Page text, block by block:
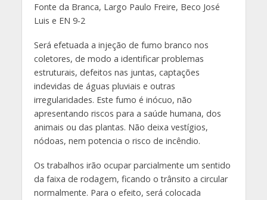
Fonte da Branca, Largo Paulo Freire, Beco José
Luis e EN 9-2
Será efetuada a injeção de fumo branco nos
coletores, de modo a identificar problemas
estruturais, defeitos nas juntas, captações
indevidas de águas pluviais e outras
irregularidades. Este fumo é inócuo, não
apresentando riscos para a saúde humana, dos
animais ou das plantas. Não deixa vestígios,
nódoas, nem potencia o risco de incêndio.
Os trabalhos irão ocupar parcialmente um sentido
da faixa de rodagem, ficando o trânsito a circular
normalmente. Para o efeito, será colocada